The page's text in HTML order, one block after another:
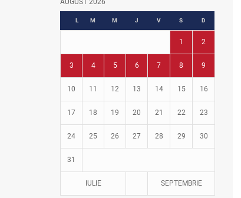
Fotbal în grădinițe
AUGUST 2026
L M M J V S D
1 2
3 4 5 6 7 8 9
10 11 12 13 14 15 16
17 18 19 20 21 22 23
24 25 26 27 28 29 30
31
IULIE SEPTEMBRIE